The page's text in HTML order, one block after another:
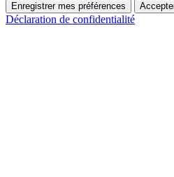
Enregistrer mes préférences
Déclaration de confidentialité